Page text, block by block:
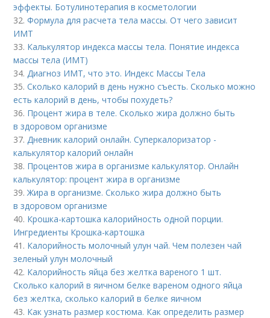
эффекты. Ботулинотерапия в косметологии
32.Формула для расчета тела массы. От чего зависит
ИМТ
33. Калькулятор индекса массы тела. Понятие индекса
массы тела (ИМТ)
34.Диагноз ИМТ, что это. Индекс Массы Тела
35.Сколько калорий в день нужно съесть. Сколько можно
есть калорий в день, чтобы похудеть?
36. Процент жира в теле. Сколько жира должно быть
в здоровом организме
37.Дневник калорий онлайн. Суперкалоризатор -
калькулятор калорий онлайн
38. Процентов жира в организме калькулятор. Онлайн
калькулятор: процент жира в организме
39.Жира в организме. Сколько жира должно быть
в здоровом организме
40. Крошка-картошка калорийность одной порции.
Ингредиенты Крошка-картошка
41. Калорийность молочный улун чай. Чем полезен чай
зеленый улун молочный
42. Калорийность яйца без желтка вареного 1 шт.
Сколько калорий в яичном белке вареном одного яйца
без желтка, сколько калорий в белке яичном
43. Как узнать размер костюма. Как определить размер